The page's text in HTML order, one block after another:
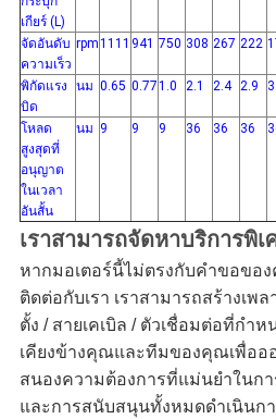
เกียร์ (L)
จัดอันดับ
ความเร็ว
rpm1111 941 750 308 267 222
พิกัดแรง
บิด
นม 0.65 0.771.0 2.1 2.4 2.9
โหลด
สูงสุดที่
อนุญาต
ในเวลา
อันสั้น
นม 9 9 9 36 36 36
เราสามารถจัดหาบริการพิเ
หากมอเตอร์นี้ไม่ตรงกับคำขอขอ
ติดต่อกับเรา เราสามารถสร้างเพ
ตั้ง / สายเคเบิล / ตัวเชื่อมต่อที่กำห
เคียงข้างคุณและทีมของคุณเพื่ออ
สนองความต้องการที่แม่นยำในก
และการสนับสนุนทั้งหมดดำเนินก